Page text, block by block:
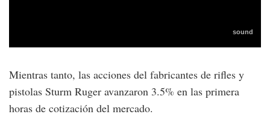
Mientras tanto, las acciones del fabricantes de rifles y
pistolas Sturm Ruger avanzaron 3.5% en las primera
horas de cotización del mercado.